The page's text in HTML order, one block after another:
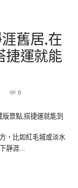
舊居,在
捷運就能
0
，比如紅毛城或淡水
靜涯…